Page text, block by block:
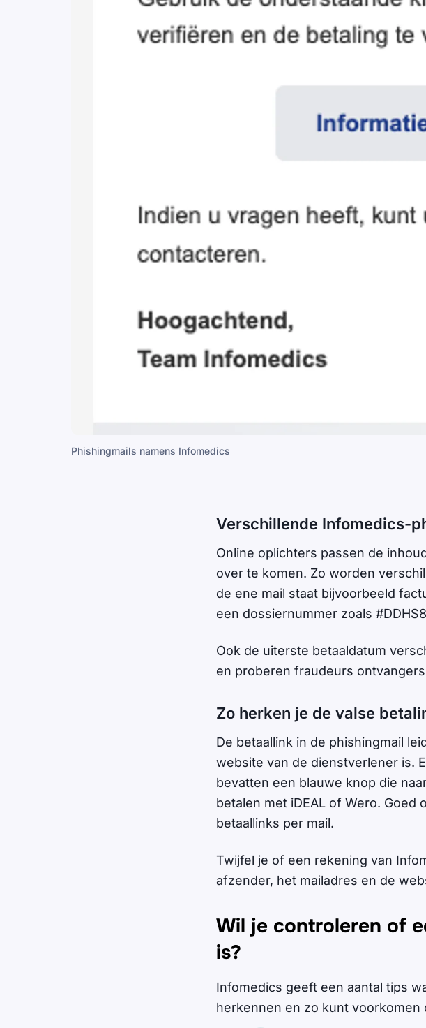
Phishingmails namens Infomedics
Verschillende Infomedics-
Online oplichters passen de
over te komen. Zo worden
de ene mail staat bijvoorbeeld
een dossiernummer zoals
Ook de uiterste betaaldatum
en proberen fraudeurs
Zo herken je de valse
De betaallink in de phishingmail
website van de dienstverlener is.
bevatten een blauwe knop die
betalen met iDEAL of Wero.
betaallinks per mail.
Twijfel je of een rekening van
afzender, het mailadres en de
Wil je controleren of
is?
Infomedics geeft een aantal tips
herkennen en zo kunt voorkomen